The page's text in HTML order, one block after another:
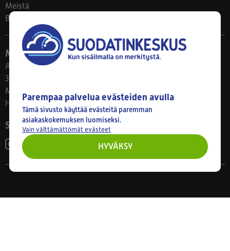
Meistä
Blogi
Myymälä
Ahlmanintie 61
33800 Tampere
Ma–Pe 8–17
Huom! Myymälän poikkeusaukiolot: 27.7.-21.8. klo 8-16
Seuraa meitä
Parempaa palvelua evästeiden avulla
Tämä sivusto käyttää evästeitä paremman
asiakaskokemuksen luomiseksi.
Vain välttämättömät evästeet
HYVÄKSY